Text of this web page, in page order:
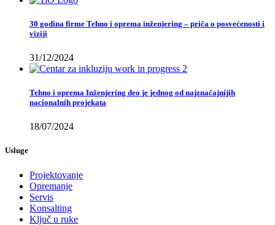
30 godina firme Tehno i oprema inženjering – priča o posvećenosti i
viziji
31/12/2024
Tehno i oprema Inženjering deo je jednog od najznačajnijih
nacionalnih projekata
18/07/2024
Usluge
Projektovanje
Opremanje
Servis
Konsalting
Ključ u ruke